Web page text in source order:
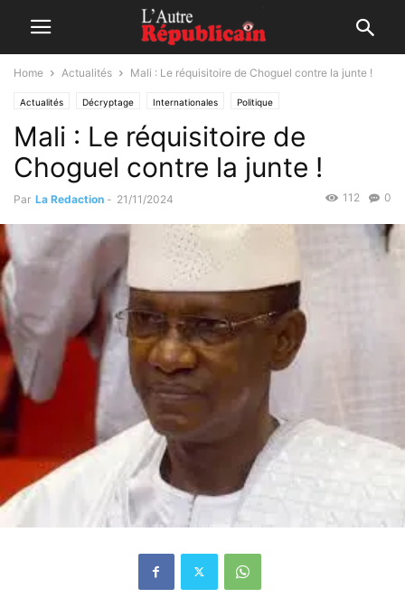
Home Actualités Mali : Le réquisitoire de Choguel contre la junte !
Actualités Décryptage Internationales Politique
Mali : Le réquisitoire de
Choguel contre la junte !
Par La Redaction - 21/11/2024 0
112